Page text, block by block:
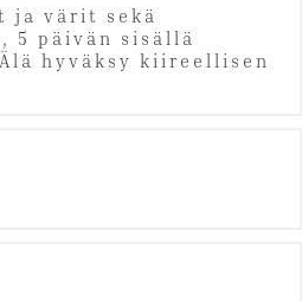
ja värit sekä
5 päivän sisällä
hyväksy kiireellisen